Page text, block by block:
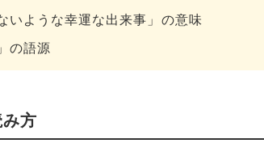
いような幸運な出来事」の意味
の語源
み方